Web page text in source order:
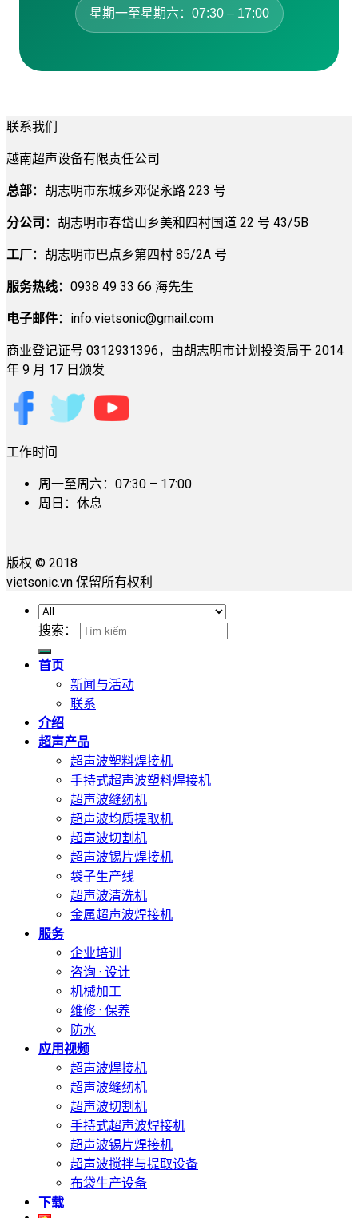
星期一至星期六：07:30 – 17:00
联系我们
越南超声设备有限责任公司
总部：胡志明市东城乡邓促永路 223 号
分公司 ：胡志明市春岱山乡美和四村国道 22 号 43/5B
工厂：胡志明市巴点乡第四村 85/2A 号
服务热线：0938 49 33 66 海先生
电子邮件： info.vietsonic@gmail.com
商业登记证号 0312931396，由胡志明市计划投资局于 2014
年 9 月 17 日颁发
工作时间
周一至周六：07:30 – 17:00
周日：休息
版权 © 2018
vietsonic.vn 保留所有权利
搜索：
首页
新闻与活动
联系
介绍
超声产品
超声波塑料焊接机
手持式超声波塑料焊接机
超声波缝纫机
超声波均质提取机
超声波切割机
超声波锡片焊接机
袋子生产线
超声波清洗机
金属超声波焊接机
服务
企业培训
咨询 · 设计
机械加工
维修 · 保养
防水
应用视频
超声波焊接机
超声波缝纫机
超声波切割机
手持式超声波焊接机
超声波锡片焊接机
超声波搅拌与提取设备
布袋生产设备
下载